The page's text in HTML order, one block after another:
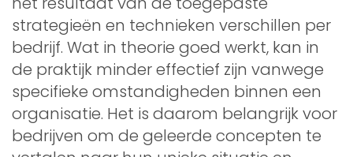
strategieën en technieken verschillen per
bedrijf. Wat in theorie goed werkt, kan in
de praktijk minder effectief zijn vanwege
specifieke omstandigheden binnen een
organisatie. Het is daarom belangrijk voor
bedrijven om de geleerde concepten te